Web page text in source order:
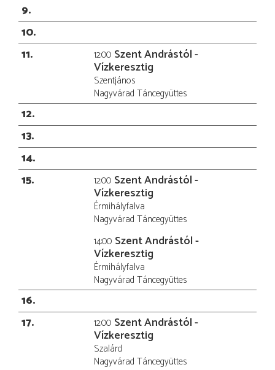
9
10
11
12:00 Szent Andrástól -
Vízkeresztig
Szentjános
Nagyvárad Táncegyüttes
12
13
14
15
12:00 Szent Andrástól -
Vízkeresztig
Érmihályfalva
Nagyvárad Táncegyüttes
14:00 Szent Andrástól -
Vízkeresztig
Érmihályfalva
Nagyvárad Táncegyüttes
16
17
12:00 Szent Andrástól -
Vízkeresztig
Szalárd
Nagyvárad Táncegyüttes